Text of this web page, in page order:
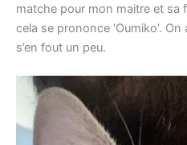
matche pour mon maitre et sa
cela se prononce ‘Oumiko’.
s’en fout un peu.